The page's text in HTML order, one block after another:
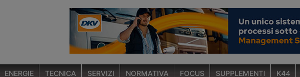
ENERGIE TECNICA SERVIZI NORMATIVA FOCUS SUPPLEMENTI K44